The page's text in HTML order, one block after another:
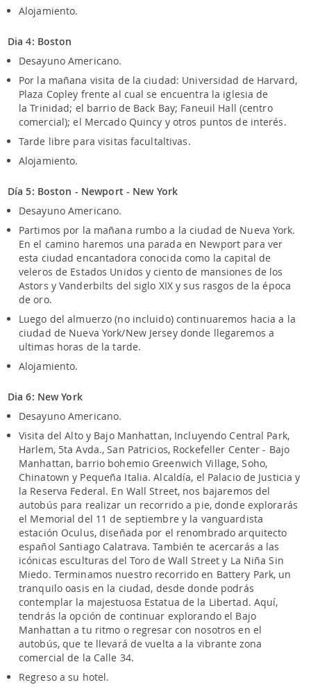
Alojamiento.
Dia 4: Boston
Desayuno Americano.
Por la mañana visita de la ciudad: Universidad de Harvard,
Plaza Copley frente al cual se encuentra la iglesia de
la Trinidad; el barrio de Back Bay; Faneuil Hall (centro
comercial); el Mercado Quincy y otros puntos de interés.
Tarde libre para visitas facultaltivas.
Alojamiento.
Día 5: Boston - Newport - New York
Desayuno Americano.
Partimos por la mañana rumbo a la ciudad de Nueva York.
En el camino haremos una parada en Newport para ver
esta ciudad encantadora conocida como la capital de
veleros de Estados Unidos y ciento de mansiones de los
Astors y Vanderbilts del siglo XIX y sus rasgos de la época
de oro.
Luego del almuerzo (no incluido) continuaremos hacia a la
ciudad de Nueva York/New Jersey donde llegaremos a
ultimas horas de la tarde.
Alojamiento.
Dia 6: New York
Desayuno Americano.
Visita del Alto y Bajo Manhattan, Incluyendo Central Park,
Harlem, 5ta Avda., San Patricios, Rockefeller Center - Bajo
Manhattan, barrio bohemio Greenwich Village, Soho,
Chinatown y Pequeña Italia. Alcaldía, el Palacio de Justicia y
la Reserva Federal. En Wall Street, nos bajaremos del
autobús para realizar un recorrido a pie, donde explorarás
el Memorial del 11 de septiembre y la vanguardista
estación Oculus, diseñada por el renombrado arquitecto
español Santiago Calatrava. También te acercarás a las
icónicas esculturas del Toro de Wall Street y La Niña Sin
Miedo. Terminamos nuestro recorrido en Battery Park, un
tranquilo oasis en la ciudad, desde donde podrás
contemplar la majestuosa Estatua de la Libertad. Aquí,
tendrás la opción de continuar explorando el Bajo
Manhattan a tu ritmo o regresar con nosotros en el
autobús, que te llevará de vuelta a la vibrante zona
comercial de la Calle 34.
Regreso a su hotel.